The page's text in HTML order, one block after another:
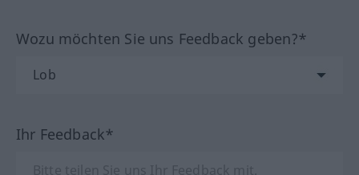
Wozu möchten Sie uns Feedback geben?*
Ihr Feedback*